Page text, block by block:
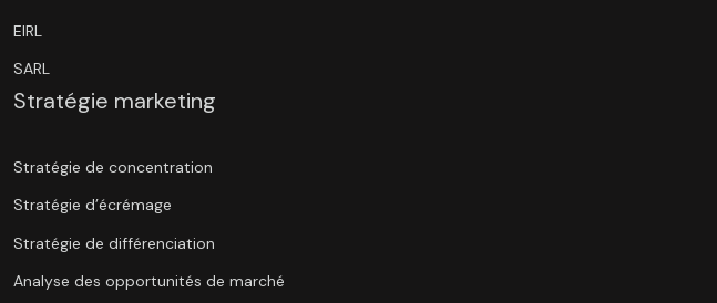
EIRL
SARL
Stratégie marketing
Stratégie de concentration
Stratégie d’écrémage
Stratégie de différenciation
Analyse des opportunités de marché